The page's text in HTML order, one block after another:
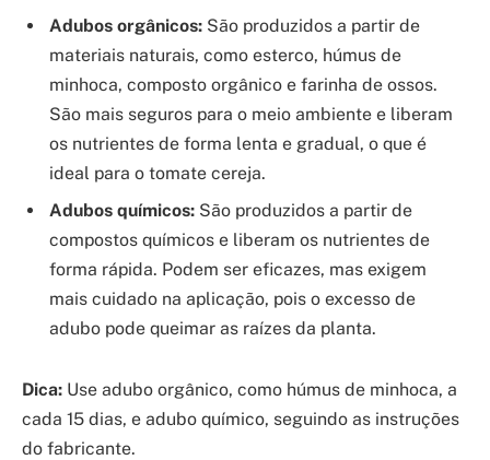
Adubos orgânicos: São produzidos a partir de
materiais naturais, como esterco, húmus de
minhoca, composto orgânico e farinha de ossos.
São mais seguros para o meio ambiente e liberam
os nutrientes de forma lenta e gradual, o que é
ideal para o tomate cereja.
Adubos químicos: São produzidos a partir de
compostos químicos e liberam os nutrientes de
forma rápida. Podem ser eficazes, mas exigem
mais cuidado na aplicação, pois o excesso de
adubo pode queimar as raízes da planta.
Dica: Use adubo orgânico, como húmus de minhoca, a
cada 15 dias, e adubo químico, seguindo as instruções
do fabricante.